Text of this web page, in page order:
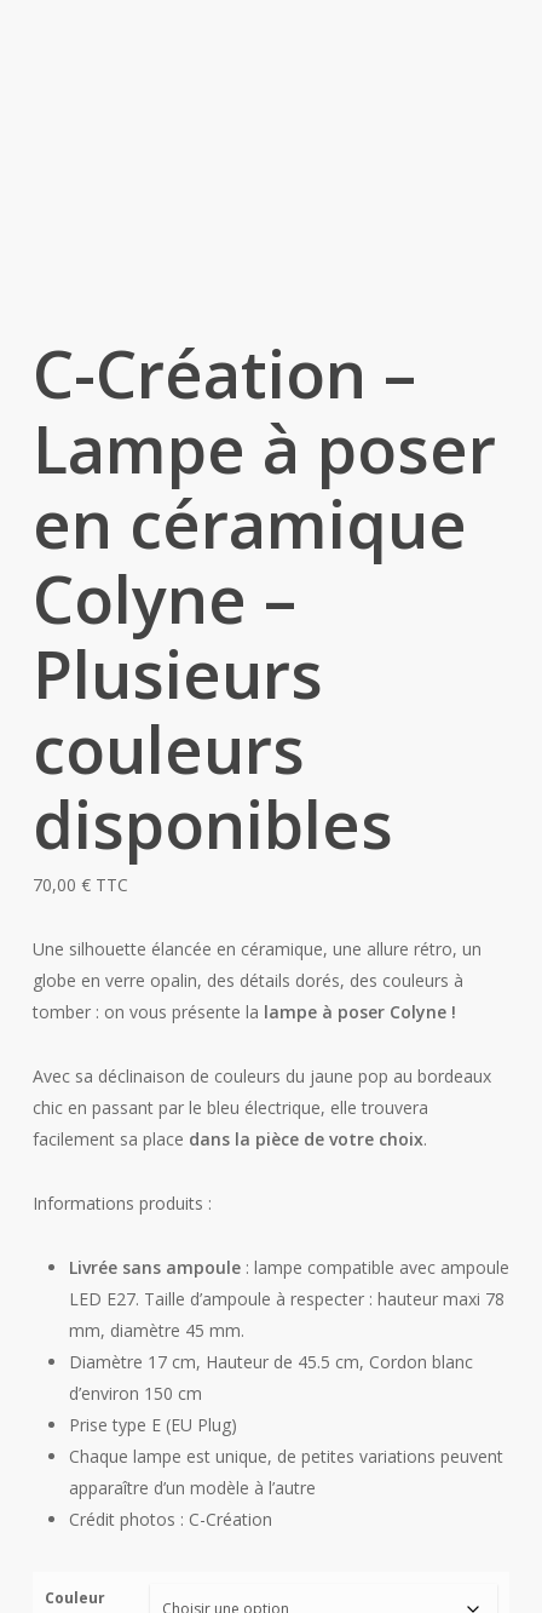
C-Création –
Lampe à poser
en céramique
Colyne –
Plusieurs
couleurs
disponibles
70,00 € TTC
Une silhouette élancée en céramique, une allure rétro, un
globe en verre opalin, des détails dorés, des couleurs à
tomber : on vous présente la lampe à poser Colyne !
Avec sa déclinaison de couleurs du jaune pop au bordeaux
chic en passant par le bleu électrique, elle trouvera
facilement sa place dans la pièce de votre choix.
Informations produits :
Livrée sans ampoule: lampe compatible avec ampoule
LED E27. Taille d’ampoule à respecter : hauteur maxi 78
mm, diamètre 45 mm.
Diamètre 17 cm, Hauteur de 45.5 cm, Cordon blanc
d’environ 150 cm
Prise type E (EU Plug)
Chaque lampe est unique, de petites variations peuvent
apparaître d’un modèle à l’autre
Crédit photos : C-Création
Couleur